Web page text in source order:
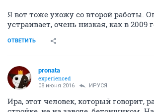
Я вот тоже ухожу со второй работы.
устраивает, очень низкая, как в 2009
ОТВЕТИТЬ
pronata
experienced
08 июня 2016 ИРУСЯ
Ира, этот человек, который говорит,